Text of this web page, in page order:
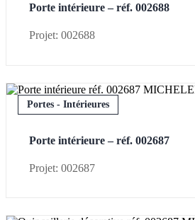
Porte intérieure – réf. 002688
Projet: 002688
Portes - Intérieures
Porte intérieure – réf. 002687
Projet: 002687